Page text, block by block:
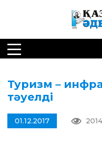
Туризм –
тәуелді
01.12.2017 2014